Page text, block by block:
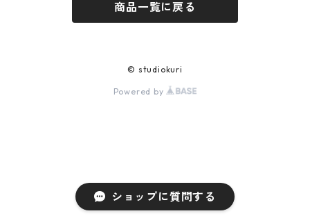
ショップに質問する
商品一覧に戻る
© studiokuri
Powered by